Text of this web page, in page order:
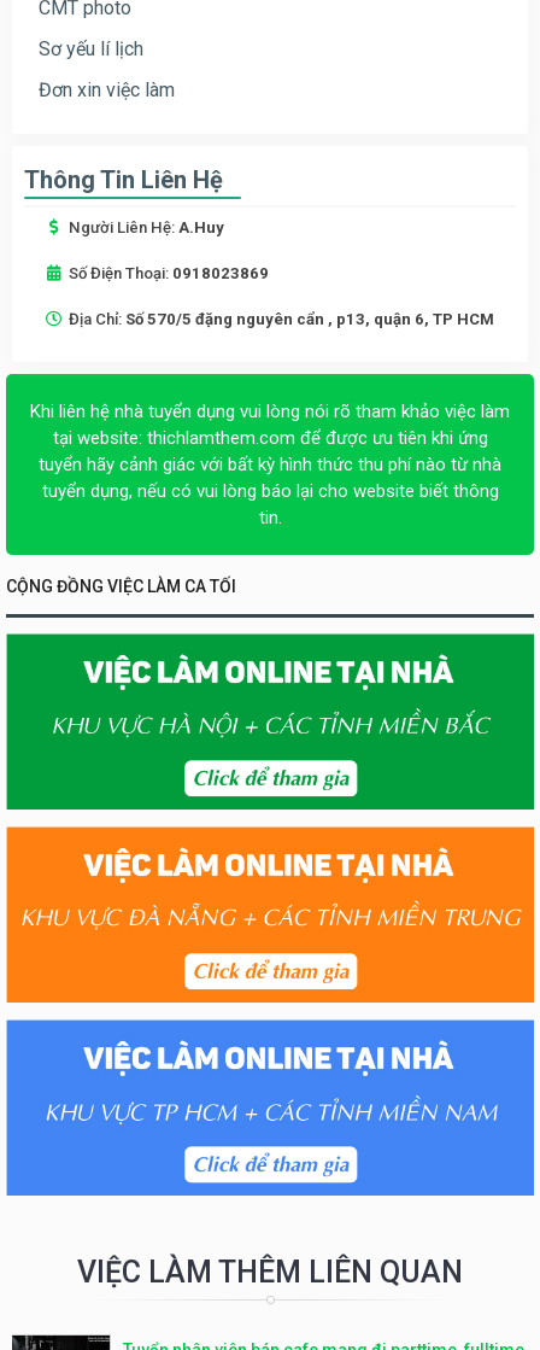
CMT photo
Sơ yếu lí lịch
Đơn xin việc làm
Thông Tin Liên Hệ
Người Liên Hệ: A.Huy
Số Điện Thoại: 0918023869
Địa Chỉ: Số 570/5 đặng nguyên cẩn , p13, quận 6, TP HCM
Khi liên hệ nhà tuyển dụng vui lòng nói rõ tham khảo việc làm
tại website: thichlamthem.com để được ưu tiên khi ứng
tuyển hãy cảnh giác với bất kỳ hình thức thu phí nào từ nhà
tuyển dụng, nếu có vui lòng báo lại cho website biết thông
tin.
CỘNG ĐỒNG VIỆC LÀM CA TỐI
VIỆC LÀM THÊM LIÊN QUAN